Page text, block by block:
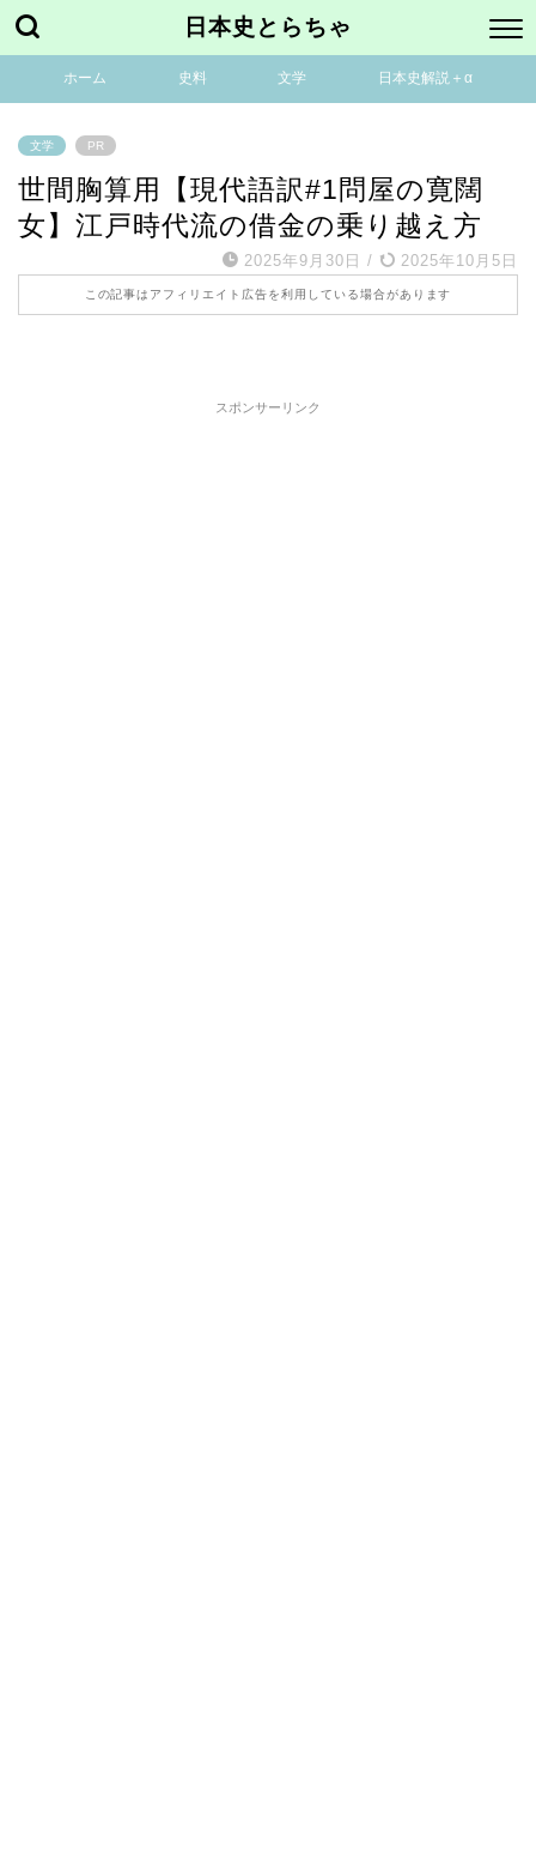
日本史とらちゃ
ホーム 史料 文学 日本史解説＋α
文学 PR
世間胸算用【現代語訳#1問屋の寛闊
女】江戸時代流の借金の乗り越え方
2025年9月30日 / 2025年10月5日
この記事はアフィリエイト広告を利用している場合があります
スポンサーリンク